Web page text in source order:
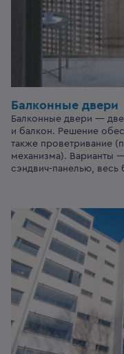
Балконные двери
Балконные двери —
и балкон. Решение
также проветривание
механизма). Варианты
сэндвич-панелью, весь